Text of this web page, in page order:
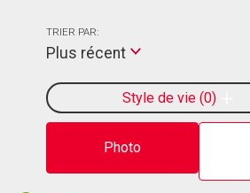
Photo
Style de vie 0
TRIER PAR:
Plus récent